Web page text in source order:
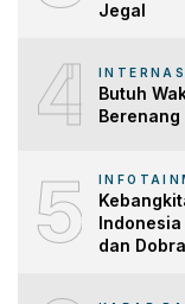
Jegal
4
Butuh
5
dan